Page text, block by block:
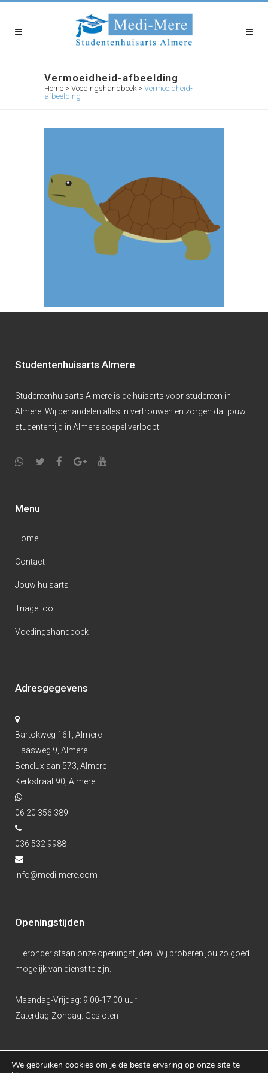
Vermoeidheid-afbeelding
Home > Voedingshandboek> Vermoeidheid-
afbeelding
Studentenhuisarts Almere
Studentenhuisarts Almere is de huisarts voor studenten in
Almere. Wij behandelen alles in vertrouwen en zorgen dat jouw
studententijd in Almere soepel verloopt.
Menu
Home
Contact
Jouw huisarts
Triage tool
Voedingshandboek
Adresgegevens
Bartokweg 161, Almere
Haasweg 9, Almere
Beneluxlaan 573, Almere
Kerkstraat 90, Almere
06 20 356 389
036 532 9988
info@medi-mere.com
Openingstijden
Hieronder staan onze openingstijden. Wij proberen jou zo goed
mogelijk van dienst te zijn.
Maandag-Vrijdag: 9.00-17.00 uur
Zaterdag-Zondag: Gesloten
We gebruiken cookies om je de beste ervaring op onze site te